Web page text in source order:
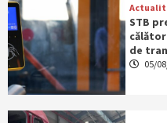
STB
de
05/